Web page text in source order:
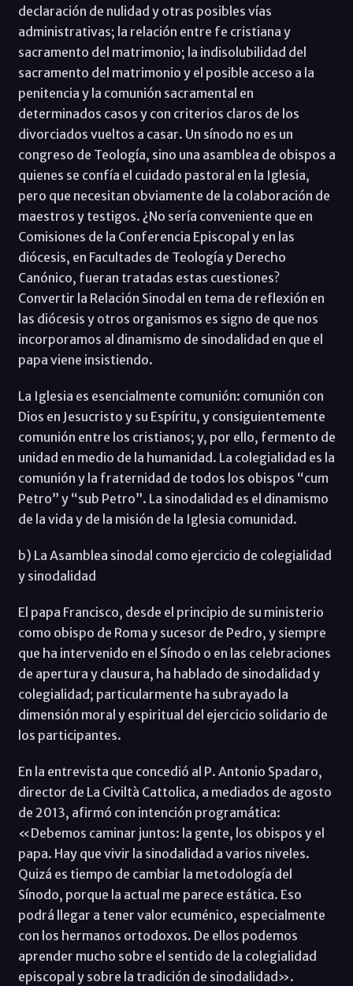
declaración de nulidad y otras posibles vías
administrativas; la relación entre fe cristiana y
sacramento del matrimonio; la indisolubilidad del
sacramento del matrimonio y el posible acceso a la
penitencia y la comunión sacramental en
determinados casos y con criterios claros de los
divorciados vueltos a casar. Un sínodo no es un
congreso de Teología, sino una asamblea de obispos a
quienes se confía el cuidado pastoral en la Iglesia,
pero que necesitan obviamente de la colaboración de
maestros y testigos. ¿No sería conveniente que en
Comisiones de la Conferencia Episcopal y en las
diócesis, en Facultades de Teología y Derecho
Canónico, fueran tratadas estas cuestiones?
Convertir la Relación Sinodal en tema de reflexión en
las diócesis y otros organismos es signo de que nos
incorporamos al dinamismo de sinodalidad en que el
papa viene insistiendo.
La Iglesia es esencialmente comunión: comunión con
Dios en Jesucristo y su Espíritu, y consiguientemente
comunión entre los cristianos; y, por ello, fermento de
unidad en medio de la humanidad. La colegialidad es la
comunión y la fraternidad de todos los obispos “cum
Petro” y “sub Petro”. La sinodalidad es el dinamismo
de la vida y de la misión de la Iglesia comunidad.
b) La Asamblea sinodal como ejercicio de colegialidad
y sinodalidad
El papa Francisco, desde el principio de su ministerio
como obispo de Roma y sucesor de Pedro, y siempre
que ha intervenido en el Sínodo o en las celebraciones
de apertura y clausura, ha hablado de sinodalidad y
colegialidad; particularmente ha subrayado la
dimensión moral y espiritual del ejercicio solidario de
los participantes.
En la entrevista que concedió al P. Antonio Spadaro,
director de La Civiltà Cattolica, a mediados de agosto
de 2013, afirmó con intención programática:
«Debemos caminar juntos: la gente, los obispos y el
papa. Hay que vivir la sinodalidad a varios niveles.
Quizá es tiempo de cambiar la metodología del
Sínodo, porque la actual me parece estática. Eso
podrá llegar a tener valor ecuménico, especialmente
con los hermanos ortodoxos. De ellos podemos
aprender mucho sobre el sentido de la colegialidad
episcopal y sobre la tradición de sinodalidad».